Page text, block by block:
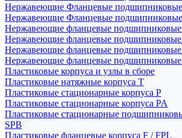
Нержавеющие Фланцевые
Нержавеющие Фланцевые
Нержавеющие фланцевые подшипниковые
Нержавеющие фланцевые подшипниковые
Нержавеющие фланцевые подшипниковые
Нержавеющие фланцевые подшипниковые
Пластиковые корпуса и узлы в сборе
Пластиковые натяжные корпуса T
Пластиковые стационарные корпуса P
Пластиковые стационарные корпуса PA
Пластиковые стационарные
SPB
Пластиковые фланцевые корпуса F / FPL